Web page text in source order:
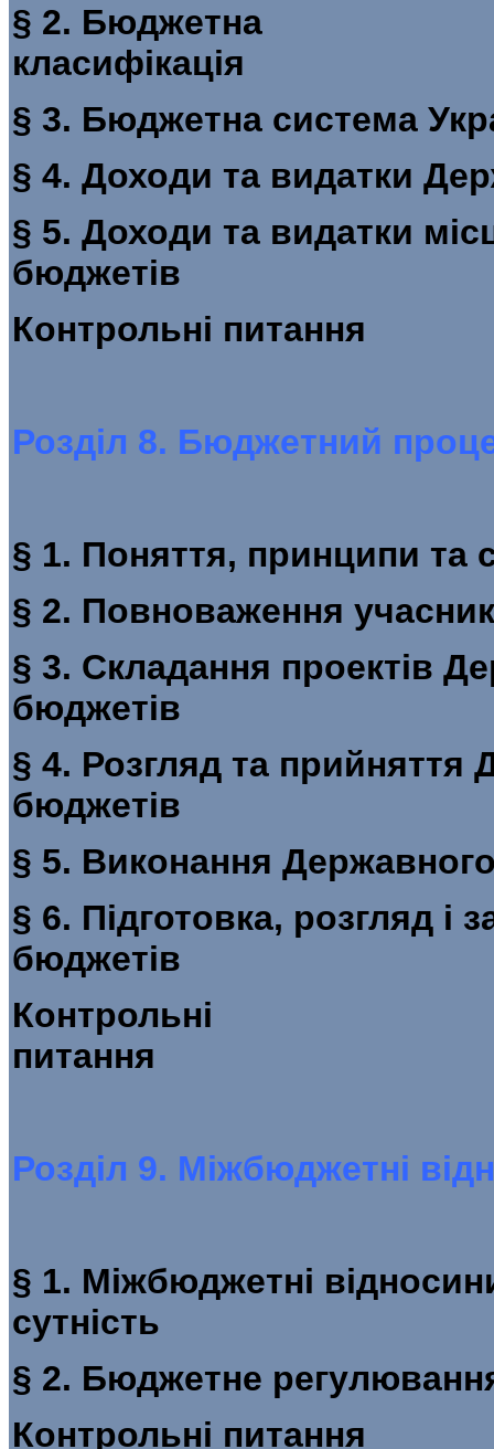
§ 2. Бюджетна
§ 3. Бюджетна
§ 4. Доходи та
§ 5. Доходи та видатки
Розділ 8. Бюджетний
§ 1. Поняття, принципи
§ 2. Повноваження
§ 3. Складання проектів
бюджетів
§ 4. Розгляд та прийняття
бюджетів
§ 5. Виконання
§ 6. Підготовка, розгляд і
Контрольні
Розділ 9. Міжбюджетні
§ 1. Міжбюджетні
сутність
§ 2. Бюджетне